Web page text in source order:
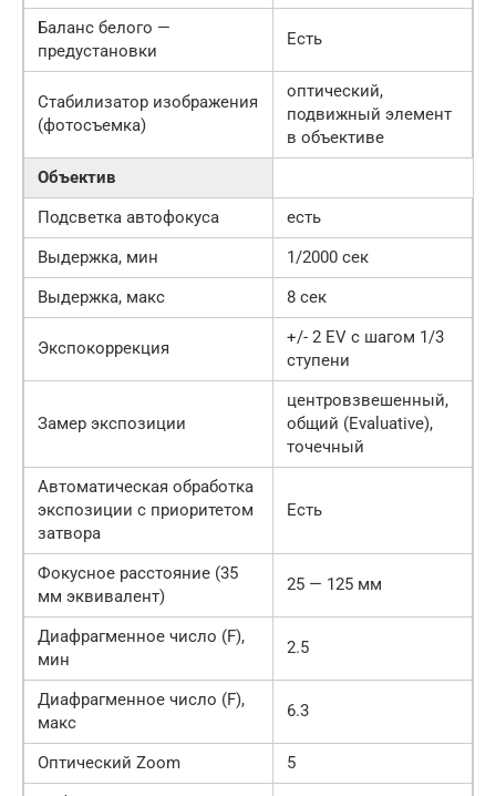
Баланс белого —
предустановки
Есть
Стабилизатор изображения
(фотосъемка)
оптический,
подвижный элемент
в объективе
Объектив
Подсветка автофокуса
есть
Выдержка, мин
1/2000 сек
Выдержка, макс
8 сек
Экспокоррекция
+/- 2 EV с шагом 1/3
ступени
Замер экспозиции
центровзвешенный,
общий (Evaluative),
точечный
Автоматическая обработка
экспозиции с приоритетом
затвора
Есть
Фокусное расстояние (35
мм эквивалент)
25 — 125 мм
Диафрагменное число (F),
мин
2.5
Диафрагменное число (F),
макс
6.3
Оптический Zoom
5